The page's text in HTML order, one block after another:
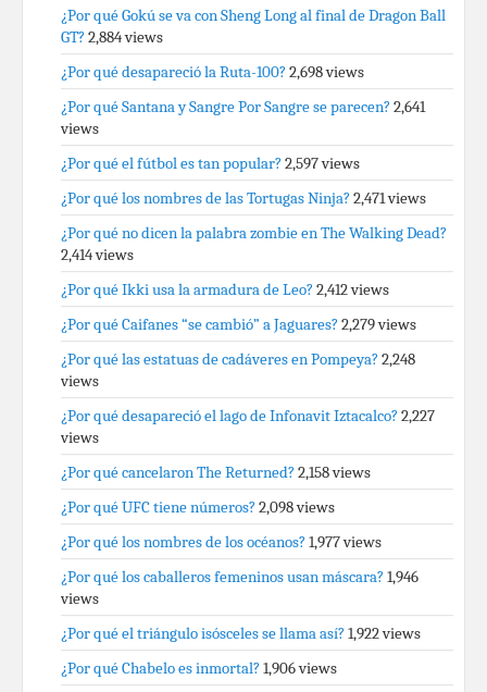
¿Por qué Gokú se va con Sheng Long al final de Dragon Ball
GT? 2,884 views
¿Por qué desapareció la Ruta-100? 2,698 views
¿Por qué Santana y Sangre Por Sangre se parecen? 2,641
views
¿Por qué el fútbol es tan popular? 2,597 views
¿Por qué los nombres de las Tortugas Ninja? 2,471 views
¿Por qué no dicen la palabra zombie en The Walking Dead?
2,414 views
¿Por qué Ikki usa la armadura de Leo? 2,412 views
¿Por qué Caifanes “se cambió” a Jaguares? 2,279 views
¿Por qué las estatuas de cadáveres en Pompeya? 2,248
views
¿Por qué desapareció el lago de Infonavit Iztacalco? 2,227
views
¿Por qué cancelaron The Returned? 2,158 views
¿Por qué UFC tiene números? 2,098 views
¿Por qué los nombres de los océanos? 1,977 views
¿Por qué los caballeros femeninos usan máscara? 1,946
views
¿Por qué el triángulo isósceles se llama así? 1,922 views
¿Por qué Chabelo es inmortal? 1,906 views